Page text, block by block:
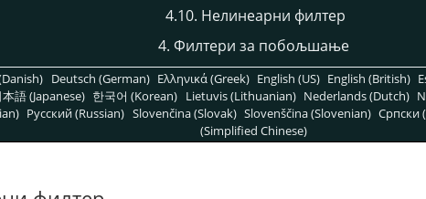
4.10. Нелинеарни филтер
4. Филтери за побољшање
Deutsch (German) Ελληνικά (Greek) English (US) English (British)
本語 (Japanese) 한국어 (Korean) Lietuvis (Lithuanian) Nederlands (Dutch)
Pусский (Russian) Slovenčina (Slovak) Slovenščina (Slovenian) Српски
(Simplified Chinese)